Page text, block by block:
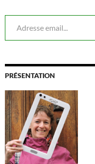
Adresse email...
PRÉSENTATION